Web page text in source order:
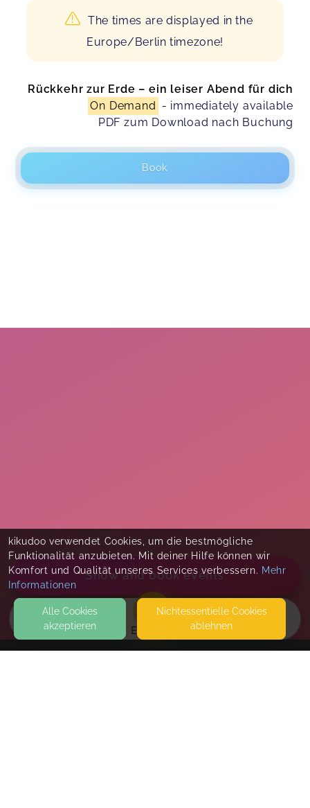
EVENTS
The times are displayed in the
Europe/Berlin timezone!
Rückkehr zur Erde – ein leiser Abend für dich
On Demand - immediately available
PDF zum Download nach Buchung
Book
Show and book events
kikudoo verwendet Cookies, um die bestmögliche
Funktionalität anzubieten. Mit deiner Hilfe können wir
Komfort und Qualität unseres Services verbessern. Mehr
Informationen
Alle Cookies
akzeptieren
Nicht­essentielle Cookies
ablehnen